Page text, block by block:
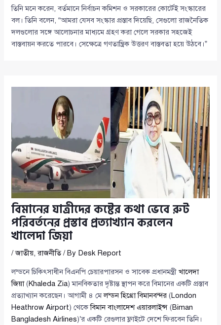
তিনি মনে করেন, বর্তমানে নির্বাচন কমিশন ও সরকারের কোর্টেই সংস্কারের
বল। তিনি বলেন, “আমরা যেসব সংস্কার প্রস্তাব দিয়েছি, সেগুলো রাজনৈতিক
দলগুলোর সঙ্গে আলোচনার মাধ্যমে গ্রহণ করা গেলে সরকার সহজেই
বাস্তবায়ন করতে পারবে। সেক্ষেত্রে গণতান্ত্রিক উত্তরণ বাস্তবতা হয়ে উঠবে।”
বিমানের যাত্রীদের কষ্টের কথা ভেবে রুট
পরিবর্তনের প্রস্তাব প্রত্যাখ্যান করলেন
খালেদা জিয়া
/জাতীয়,রাজনীতি/ By Desk Report
লন্ডনে চিকিৎসাধীন বিএনপি চেয়ারপারসন ও সাবেক প্রধানমন্ত্রীখালেদা
জিয়া(Khaleda Zia) মানবিকতার দৃষ্টান্ত স্থাপন করে বিমানের একটি প্রস্তাব
প্রত্যাখ্যান করেছেন। আগামী ৪ মেলন্ডন হিথ্রো বিমানবন্দর (London
Heathrow Airport) থেকেবিমান বাংলাদেশ এয়ারলাইন্স (Biman
Bangladesh Airlines)’র একটি রেগুলার ফ্লাইটে দেশে ফিরবেন তিনি।